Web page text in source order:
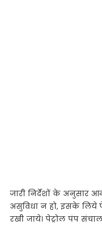
जारी निर्देशों के अनुसार
असुविधा न हो, इसके लिये
रखी जाये। पेट्रोल पंप